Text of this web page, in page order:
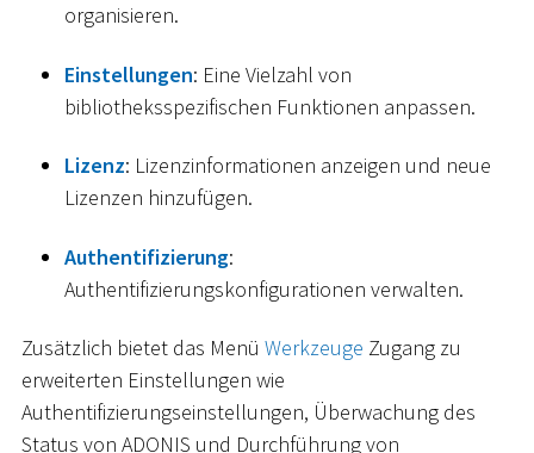
organisieren.
Einstellungen: Eine Vielzahl von
bibliotheksspezifischen Funktionen anpassen.
Lizenz: Lizenzinformationen anzeigen und neue
Lizenzen hinzufügen.
Authentifizierung:
Authentifizierungskonfigurationen verwalten.
Zusätzlich bietet das Menü Werkzeuge Zugang zu
erweiterten Einstellungen wie
Authentifizierungseinstellungen, Überwachung des
Status von ADONIS und Durchführung von